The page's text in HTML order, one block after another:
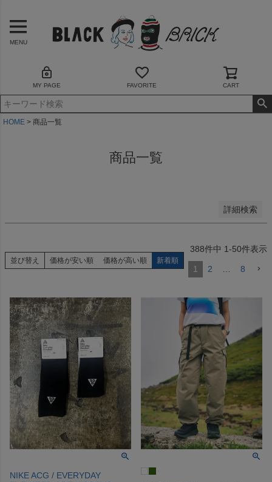
MENU
MY PAGE FAVORITE CART
HOME 商品一覧
商品一覧
詳細検索
予約商品
予約商品のみを表示
並び順
新着順
登録順
価格が安い順
価格が高い順
キーワードヒット順
並び替え 価格が安い順 価格が高い順 新着順
388件中 1-50件表示
1 2 … 8
NIKE ACG / EVERYDAY